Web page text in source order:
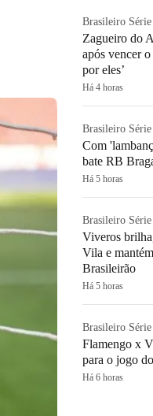
Brasileiro
Zagueiro do
após vencer
por eles’
Há 4 horas
Brasileiro
Com
bate RB
Há 5 horas
Brasileiro
Viveros
Vila e
Brasileirão
Há 5 horas
Brasileiro
Flamengo x
para o jogo
Há 6 horas